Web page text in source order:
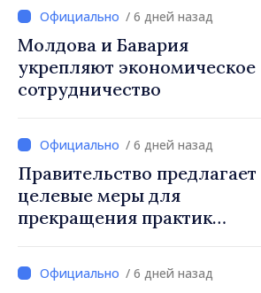
/ 6 дней назад
Молдова и Бавария
укрепляют экономическое
сотрудничество
/ 6 дней назад
Правительство предлагает
целевые меры для
прекращения практик
вознаграждения
/ 6 дней назад